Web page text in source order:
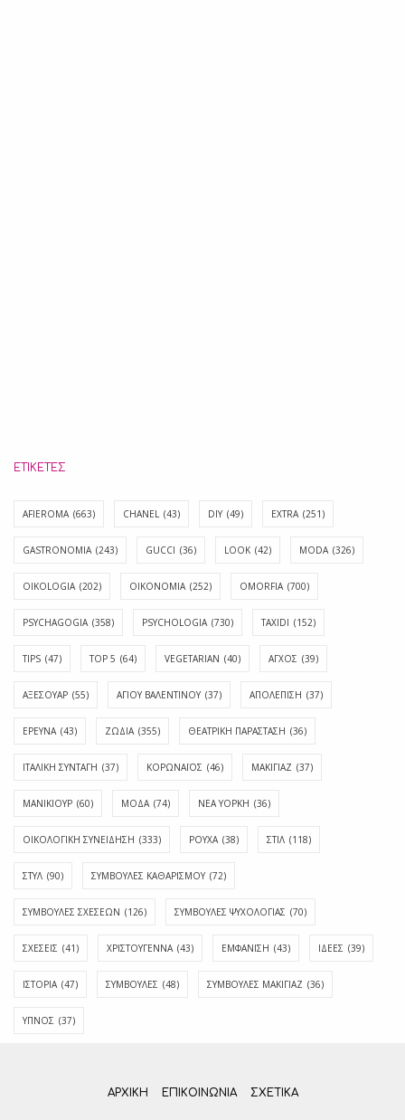
ΕΤΙΚΈΤΕΣ
AFIEROMA (663) CHANEL (43) DIY (49) EXTRA (251)
GASTRONOMIA (243) GUCCI (36) LOOK (42) MODA (326)
OIKOLOGIA (202) OIKONOMIA (252) OMORFIA (700)
PSYCHAGOGIA (358) PSYCHOLOGIA (730) TAXIDI (152)
TIPS (47) TOP 5 (64) VEGETARIAN (40) ΑΓΧΟΣ (39)
ΑΞΕΣΟΥΑΡ (55) ΑΓΊΟΥ ΒΑΛΕΝΤΊΝΟΥ (37) ΑΠΟΛΈΠΙΣΗ (37)
ΕΡΕΥΝΑ (43) ΖΩΔΙΑ (355) ΘΕΑΤΡΙΚΗ ΠΑΡΑΣΤΑΣΗ (36)
ΙΤΑΛΙΚΗ ΣΥΝΤΑΓΗ (37) ΚΟΡΩΝΑΪΟΣ (46) ΜΑΚΙΓΙΑΖ (37)
ΜΑΝΙΚΙΟΥΡ (60) ΜΟΔΑ (74) ΝΕΑ ΥΟΡΚΗ (36)
ΟΙΚΟΛΟΓΙΚΗ ΣΥΝΕΙΔΗΣΗ (333) ΡΟΥΧΑ (38) ΣΤΙΛ (118)
ΣΤΥΛ (90) ΣΥΜΒΟΥΛΕΣ ΚΑΘΑΡΙΣΜΟΥ (72)
ΣΥΜΒΟΥΛΕΣ ΣΧΕΣΕΩΝ (126) ΣΥΜΒΟΥΛΕΣ ΨΥΧΟΛΟΓΙΑΣ (70)
ΣΧΕΣΕΙΣ (41) ΧΡΙΣΤΟΥΓΕΝΝΑ (43) ΕΜΦΆΝΙΣΗ (43) ΙΔΈΕΣ (39)
ΙΣΤΟΡΊΑ (47) ΣΥΜΒΟΥΛΈΣ (48) ΣΥΜΒΟΥΛΈΣ ΜΑΚΙΓΙΆΖ (36)
ΎΠΝΟΣ (37)
ΑΡΧΙΚΗ ΕΠΙΚΟΙΝΩΝΊΑ ΣΧΕΤΙΚΆ